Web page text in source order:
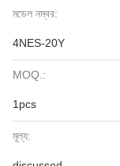
মডেল নম্বর:
4NES-20Y
MOQ.:
1pcs
মূল্য: